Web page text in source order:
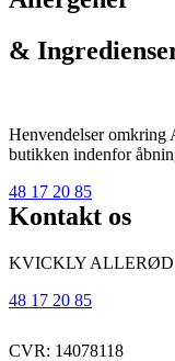
&
Henvendelser omkring
butikken indenfor
48 17 20 85
Kontakt os
KVICKLY ALLERØD
48 17 20 85
CVR: 14078118